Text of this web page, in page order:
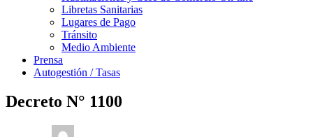
Libretas Sanitarias
Lugares de Pago
Tránsito
Medio Ambiente
Prensa
Autogestión / Tasas
Decreto N° 1100